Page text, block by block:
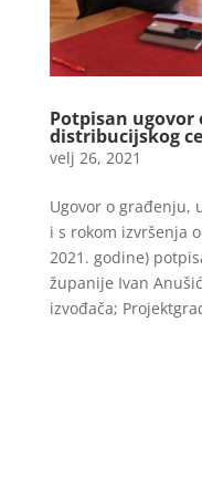
Potpisan ugovor
distribucijskog
velj 26, 2021
Ugovor o građenju,
i s rokom izvršenja
2021. godine)
županije Ivan
izvođača;